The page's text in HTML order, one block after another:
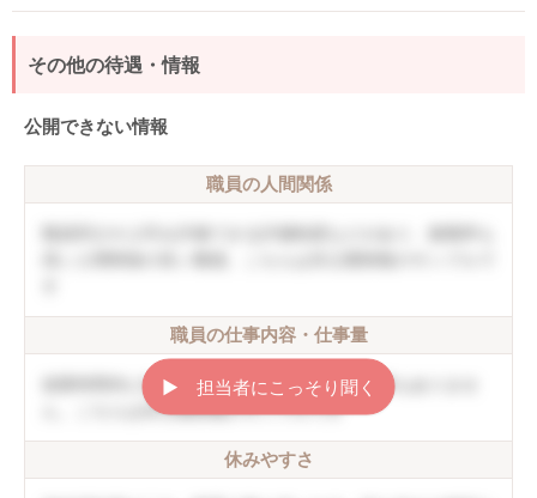
その他の待遇・情報
公開できない情報
職員の人間関係
職員の仕事内容・仕事量
就業時間内に終わることができ、持ち帰り仕事もありませ
ん。こちらは非公開情報のサンプルです
休みやすさ
▶︎ 担当者にこっそり聞く